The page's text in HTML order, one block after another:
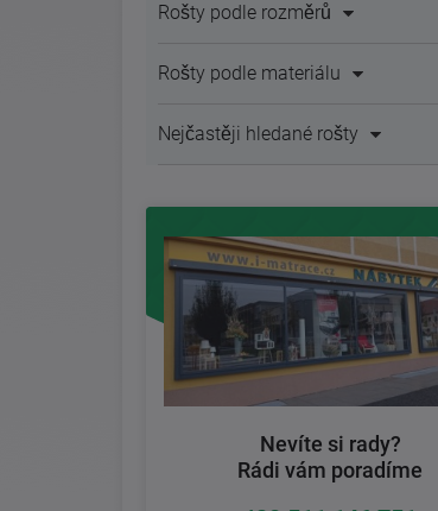
Rošty podle rozměrů
Rošty podle materiálu
Nejčastěji hledané rošty
Nevíte si rady?
Rádi vám poradíme